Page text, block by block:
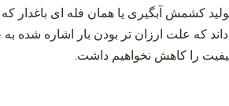
کشمش آبگیری یا همان فله‌ ای باغدار
که علت ارزان‌ تر بودن بار اشاره شده
را کاهش نخواهیم داشت.